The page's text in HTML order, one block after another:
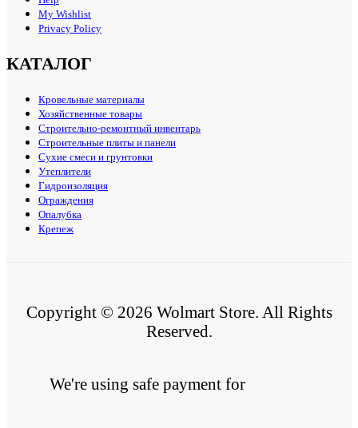
My Wishlist
Privacy Policy
КАТАЛОГ
Кровельные материалы
Хозяйственные товары
Строительно-ремонтный инвентарь
Строительные плиты и панели
Сухие смеси и грунтовки
Утеплители
Гидроизоляция
Ограждения
Опалубка
Крепеж
Copyright © 2026 Wolmart Store. All Rights
Reserved.
We're using safe payment for